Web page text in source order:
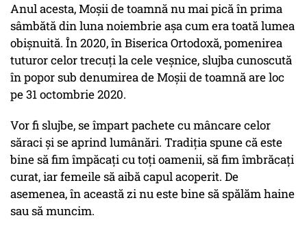
Anul acesta, Moșii de toamnă nu mai pică în prima
sâmbătă din luna noiembrie așa cum era toată lumea
obișnuită. În 2020, în Biserica Ortodoxă, pomenirea
tuturor celor trecuţi la cele veşnice, slujba cunoscută
în popor sub denumirea de Moşii de toamnă are loc
pe 31 octombrie 2020.
Vor fi slujbe, se împart pachete cu mâncare celor
săraci și se aprind lumânări. Tradiţia spune că este
bine să fim împăcaţi cu toţi oamenii, să fim îmbrăcaţi
curat, iar femeile să aibă capul acoperit. De
asemenea, în această zi nu este bine să spălăm haine
sau să muncim.